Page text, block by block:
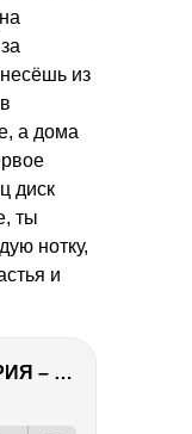
из
а дома
диск
ты
нотку,
и
КАБАРДИНО-БАЛКАРИЯ – ПУТЕШЕСТВИЕ НА КАВКАЗ часть 3